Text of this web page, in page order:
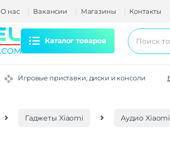
О нас Вакансии Магазины Контакты
Каталог товаров
Игровые приставки, диски и консоли
Гаджеты Xiaomi Аудио Xiaomi